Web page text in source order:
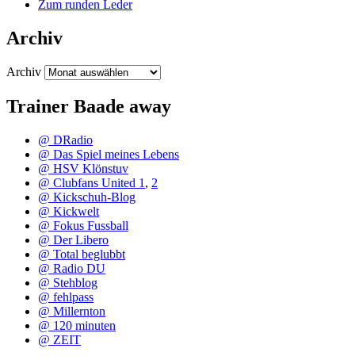
Zum runden Leder
Archiv
Archiv
Trainer Baade away
@ DRadio
@ Das Spiel meines Lebens
@ HSV Klönstuv
@ Clubfans United 1 , 2
@ Kickschuh-Blog
@ Kickwelt
@ Fokus Fussball
@ Der Libero
@ Total beglubbt
@ Radio DU
@ Stehblog
@ fehlpass
@ Millernton
@ 120 minuten
@ ZEIT